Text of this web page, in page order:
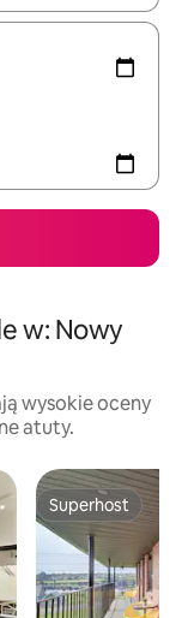
w: Nowy
wysokie oceny
atuty.
Superhost
Superhost